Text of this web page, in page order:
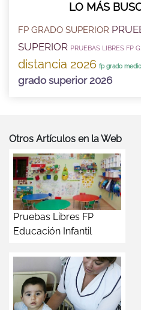
LO MÁS
FP GRADO SUPERIOR
SUPERIOR PRUEBAS LIBRES FP
distancia 2026 fp grado
grado superior 2026
Otros Artículos en la Web
Pruebas Libres FP
Educación Infantil